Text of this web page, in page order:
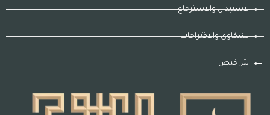
الاستبدال والاسترجاع
الشكاوى والاقتراحات
التراخيص